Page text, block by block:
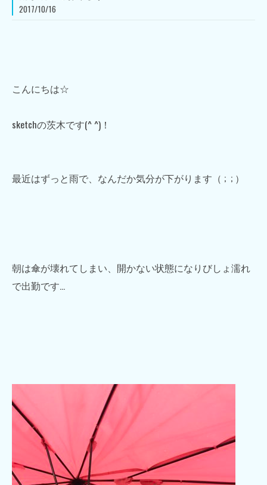
2017/10/16
こんにちは☆
sketchの茨木です(^ ^)！
最近はずっと雨で、なんだか気分が下がります（ ; ; ）
朝は傘が壊れてしまい、開かない状態になりびしょ濡れ
で出勤です…